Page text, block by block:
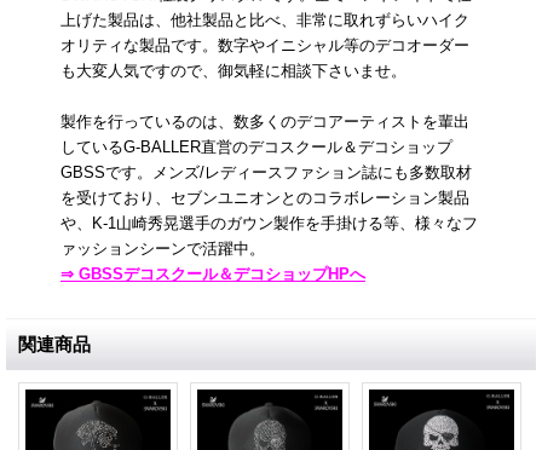
上げた製品は、他社製品と比べ、非常に取れずらいハイク
オリティな製品です。数字やイニシャル等のデコオーダー
も大変人気ですので、御気軽に相談下さいませ。
製作を行っているのは、数多くのデコアーティストを輩出
しているG-BALLER直営のデコスクール＆デコショップ
GBSSです。メンズ/レディースファション誌にも多数取材
を受けており、セブンユニオンとのコラボレーション製品
や、K-1山崎秀晃選手のガウン製作を手掛ける等、様々なフ
ァッションシーンで活躍中。
⇒ GBSSデコスクール＆デコショップHPへ
関連商品